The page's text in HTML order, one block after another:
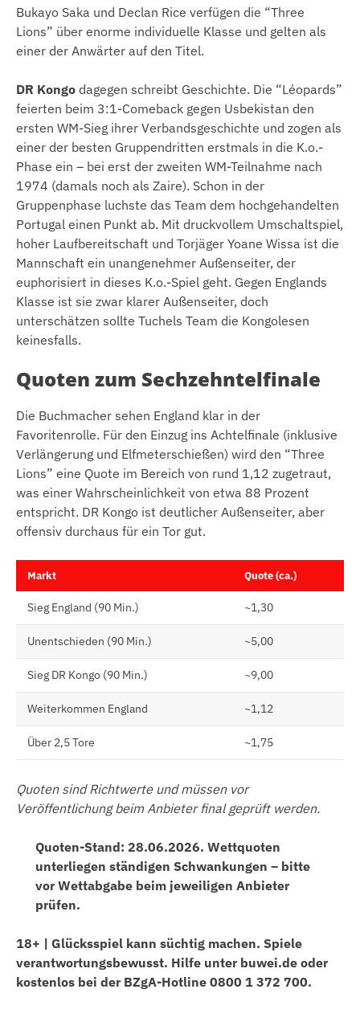
Bukayo Saka und Declan Rice verfügen die “Three
Lions” über enorme individuelle Klasse und gelten als
einer der Anwärter auf den Titel.
DR Kongo dagegen schreibt Geschichte. Die “Léopards”
feierten beim 3:1-Comeback gegen Usbekistan den
ersten WM-Sieg ihrer Verbandsgeschichte und zogen als
einer der besten Gruppendritten erstmals in die K.o.-
Phase ein – bei erst der zweiten WM-Teilnahme nach
1974 (damals noch als Zaire). Schon in der
Gruppenphase luchste das Team dem hochgehandelten
Portugal einen Punkt ab. Mit druckvollem Umschaltspiel,
hoher Laufbereitschaft und Torjäger Yoane Wissa ist die
Mannschaft ein unangenehmer Außenseiter, der
euphorisiert in dieses K.o.-Spiel geht. Gegen Englands
Klasse ist sie zwar klarer Außenseiter, doch
unterschätzen sollte Tuchels Team die Kongolesen
keinesfalls.
Quoten zum Sechzehntelfinale
Die Buchmacher sehen England klar in der
Favoritenrolle. Für den Einzug ins Achtelfinale (inklusive
Verlängerung und Elfmeterschießen) wird den “Three
Lions” eine Quote im Bereich von rund 1,12 zugetraut,
was einer Wahrscheinlichkeit von etwa 88 Prozent
entspricht. DR Kongo ist deutlicher Außenseiter, aber
offensiv durchaus für ein Tor gut.
Markt Quote (ca.)
Sieg England (90 Min.) ~1,30
Unentschieden (90 Min.) ~5,00
Sieg DR Kongo (90 Min.) ~9,00
Weiterkommen England ~1,12
Über 2,5 Tore ~1,75
Quoten sind Richtwerte und müssen vor
Veröffentlichung beim Anbieter final geprüft werden.
Quoten-Stand: 28.06.2026. Wettquoten
unterliegen ständigen Schwankungen – bitte
vor Wettabgabe beim jeweiligen Anbieter
prüfen.
18+ | Glücksspiel kann süchtig machen. Spiele
verantwortungsbewusst. Hilfe unter buwei.de oder
kostenlos bei der BZgA-Hotline 0800 1 372 700.